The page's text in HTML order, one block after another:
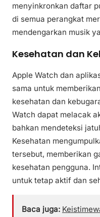
menyinkronkan daftar
di semua perangkat
mendengarkan musik
Kesehatan dan
Apple Watch dan
sama untuk
kesehatan dan
Watch dapat melacak
bahkan mendeteksi
Kesehatan
tersebut, memberikan
kesehatan pengguna.
untuk tetap aktif dan
Baca juga: